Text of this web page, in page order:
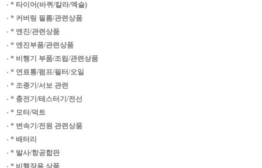
· * 타이어(바퀴/칼라/엑슬)
· * 커버링 필름/관련상품
· * 엔진/관련상품
· * 엔진부품/관련상품
· * 비행기 부품/조립/관련상품
· * 연료통/펌프/필터/오일
· * 조종기/서보 관련
· * 충전기/테스터기/전선
· * 모터/덕트
· * 변속기/전원 관련상품
· * 배터리
· * 발사/항공합판
· * 비행장용 상품